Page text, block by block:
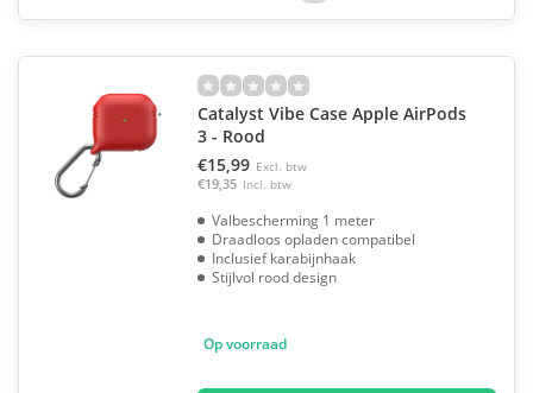
Catalyst Vibe Case Apple AirPods
3 - Rood
€15,99 Excl. btw
€19,35 Incl. btw
Valbescherming 1 meter
Draadloos opladen compatibel
Inclusief karabijnhaak
Stijlvol rood design
Op voorraad